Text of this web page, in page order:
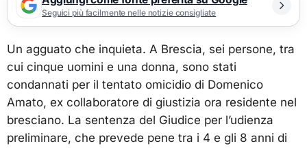
Seguici più facilmente nelle notizie consigliate
Un agguato che inquieta. A Brescia, sei persone, tra
cui cinque uomini e una donna, sono stati
condannati per il tentato omicidio di Domenico
Amato, ex collaboratore di giustizia ora residente nel
bresciano. La sentenza del Giudice per l’udienza
preliminare, che prevede pene tra i 4 e gli 8 anni di